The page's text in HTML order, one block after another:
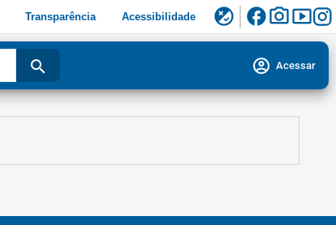
Transparência Acessibilidade flaky facebookphoto_camerasmart_display
search account_circle Acessar